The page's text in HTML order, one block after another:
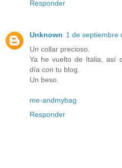
Responder
Unknown 1 de septiembre
Un collar precioso.
Ya he vuelto de Italia, así
día con tu blog.
Un beso.
me-andmybag
Responder